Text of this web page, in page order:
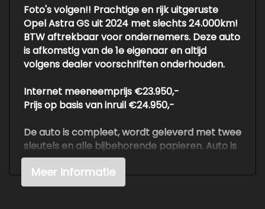
Multimedia scherm standaard
Passagiersairbag
Rijstrooksensor met correctie
Rondomzicht camera
Sfeerverlichting
Volledig digitaal instrumentenpaneel
Zij airbag(s) achter
Zij airbag(s) voor
Zwarte (glans) exterieur delen
Foto's volgen!! Prachtige en rijk uitgeruste
Opel Astra GS uit 2024 met slechts 24.000km!
BTW aftrekbaar voor ondernemers. Deze auto
is afkomstig van de 1e eigenaar en altijd
volgens dealer voorschriften onderhouden.
Internet meeneemprijs €23.950,-
Prijs op basis van inruil €24.950,-
De auto is compleet, wordt geleverd met twee
sleutels en alle bijbehorende papieren. Auto is
100% zonder schade verleden.
Voor meer info of een vrijblijvende offerte /
Meer informatie